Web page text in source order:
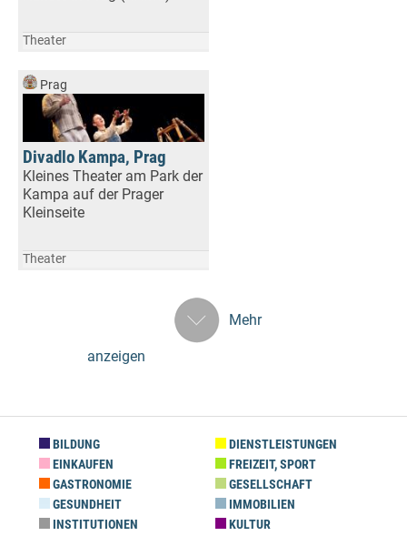
Theater
Prag
Divadlo Kampa, Prag
Kleines Theater am Park der
Kampa auf der Prager
Kleinseite
Theater
Mehr
anzeigen
BILDUNG
DIENSTLEISTUNGEN
EINKAUFEN
FREIZEIT, SPORT
GASTRONOMIE
GESELLSCHAFT
GESUNDHEIT
IMMOBILIEN
INSTITUTIONEN
KULTUR